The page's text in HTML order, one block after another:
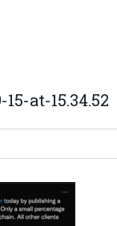
at-15.34.52